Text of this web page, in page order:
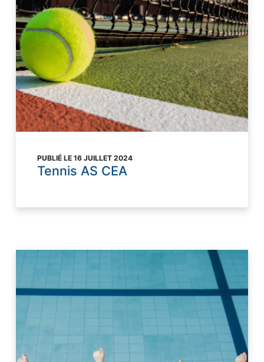
PUBLIÉ LE 16 JUILLET 2024
Tennis AS CEA